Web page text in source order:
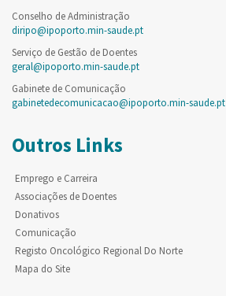
Conselho de Administração
diripo@ipoporto.min-saude.pt
Serviço de Gestão de Doentes
geral@ipoporto.min-saude.pt
Gabinete de Comunicação
gabinetedecomunicacao@ipoporto.min-saude.pt
Outros Links
Emprego e Carreira
Associações de Doentes
Donativos
Comunicação
Registo Oncológico Regional Do Norte
Mapa do Site